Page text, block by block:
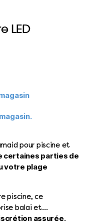
LED
pour piscine et
certaines parties de
votre plage
piscine, ce
balai et…
assurée.